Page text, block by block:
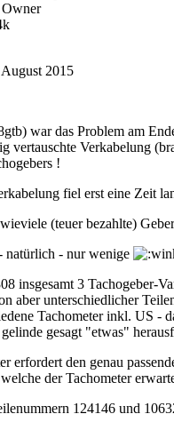
August 2015
war das Problem am
vertauschte Verkabelung
!
fiel erst eine Zeit
(teuer bezahlte)
natürlich - nur wenige
insgesamt 3 Tachogeber-
aber unterschiedlicher
Tachometer inkl. US -
gesagt "etwas"
erfordert den genau
der Tachometer
124146 und